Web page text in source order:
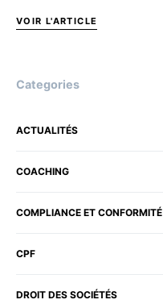
VOIR L'ARTICLE
Categories
ACTUALITÉS
COACHING
COMPLIANCE ET CONFORMITÉ
CPF
DROIT DES SOCIÉTÉS